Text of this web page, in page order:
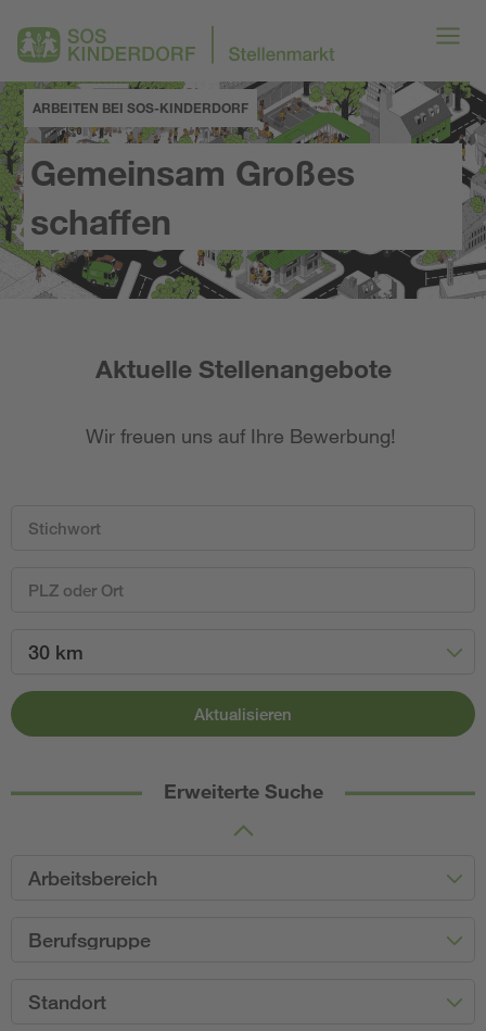
ARBEITEN BEI SOS-KINDERDORF
Gemeinsam Großes
schaffen
Aktuelle Stellenangebote
Wir freuen uns auf Ihre Bewerbung!
30 km
Aktualisieren
Erweiterte Suche
Arbeitsbereich
Berufsgruppe
Standort